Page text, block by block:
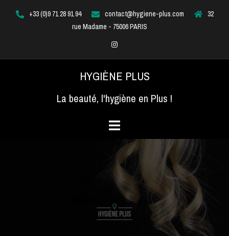
+33 (0)9 71 28 91 94 contact@hygiene-plus.com
32
rue Madame - 75006 PARIS
Instagram
HYGIÈNE PLUS
La beauté, l'hygiène en Plus !